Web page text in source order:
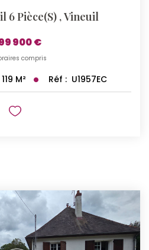
6 Pièce(s) ,Vineuil
900 €
compris
119 M² Réf : U1957EC